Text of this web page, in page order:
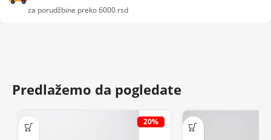
za porudžbine preko 6000 rsd
Predlažemo da pogledate
20%